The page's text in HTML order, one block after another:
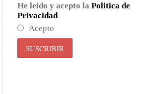
He leido y acepto la Politica de
Privacidad
Acepto